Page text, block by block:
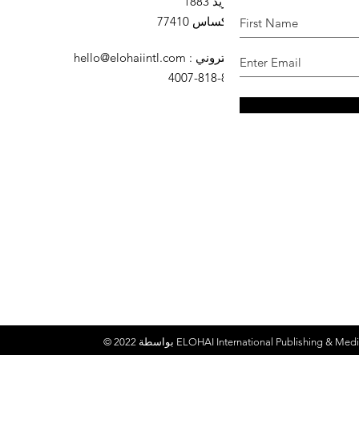
السرو ، تكساس 77410
البريد الإلكتروني :
hello@elohaiintl.com
هاتف: 832-818-4007
ELOHAI International Publishing &